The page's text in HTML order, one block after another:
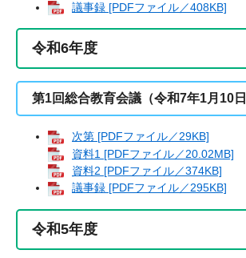
議事録 [PDFファイル／408KB]
令和6年度
第1回総合教育会議（令和7年1月10日
次第 [PDFファイル／29KB]
資料1 [PDFファイル／20.02MB]
資料2 [PDFファイル／374KB]
議事録 [PDFファイル／295KB]
令和5年度